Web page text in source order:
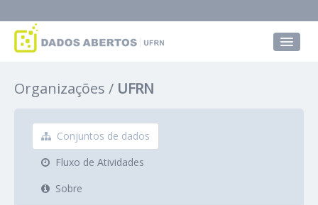
Grupos
Sobre
Organizações UFRN
Conjuntos de dados
Fluxo de Atividades
Sobre